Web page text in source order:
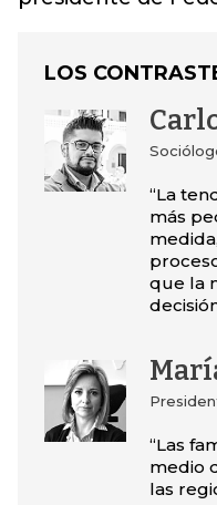
LOS
“La
más
que la
“Las
medio
las